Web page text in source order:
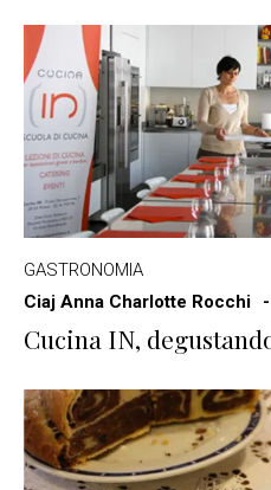
GASTRONOMIA
Ciaj Anna Charlotte Rocchi
Cucina IN,